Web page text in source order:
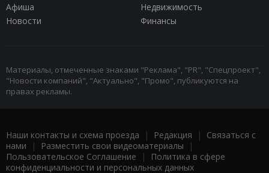
Афиша
Недвижимость
Новости
Финансы
Материалы, отмеченные знаками "Реклама", "PR", "Спецпроект",
"Новости компаний", "Актуально", "Промо", публикуются на
правах рекламы.
Наши контакты и схема проезда | Редакция | Связаться с
нами | Разместить свои видеоматериалы |
Пользовательское Соглашение |
Политика в сфере
конфиденциальности и персональных данных